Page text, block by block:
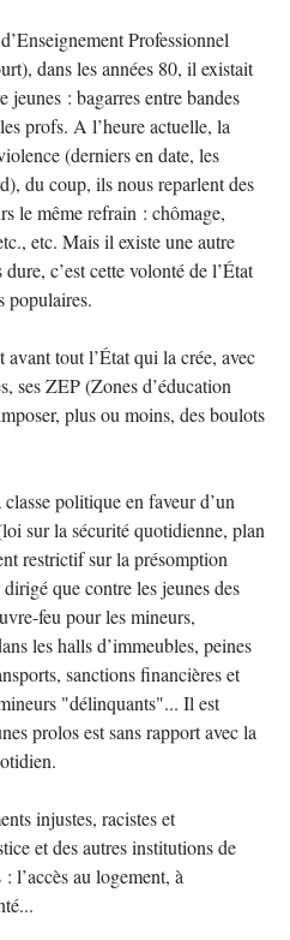
Professionnel
dans les années 80, il existait
jeunes : bagarres entre bandes
profs. A l’heure actuelle, la
(derniers en date, les
du coup, ils nous reparlent des
le même refrain : chômage,
etc. Mais il existe une autre
c’est cette volonté de l’État
populaires.
avant tout l’État qui la crée, avec
ses ZEP (Zones d’éducation
plus ou moins, des boulots
politique en faveur d’un
sur la sécurité quotidienne, plan
restrictif sur la présomption
que contre les jeunes des
feu pour les mineurs,
les halls d’immeubles, peines
sanctions financières et
"délinquants"... Il est
prolos est sans rapport avec la
injustes, racistes et
et des autres institutions de
l’accès au logement, à